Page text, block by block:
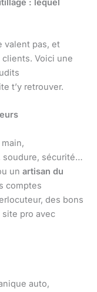
valent pas, et
Voici une
t’y retrouver.
soudure, sécurité…
un artisan du
comptes
des bons
pro avec
auto,